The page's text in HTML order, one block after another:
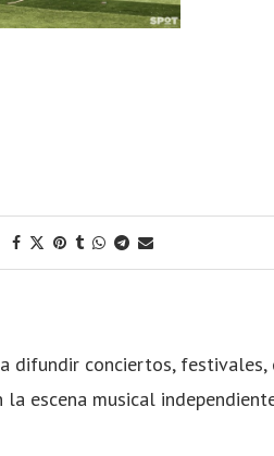
difundir conciertos, festivales,
escena musical